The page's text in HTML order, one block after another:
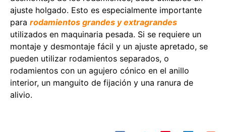
ajuste holgado. Esto es especialmente importante
para rodamientos grandes y extragrandes
utilizados en maquinaria pesada. Si se requiere un
montaje y desmontaje fácil y un ajuste apretado, se
pueden utilizar rodamientos separados, o
rodamientos con un agujero cónico en el anillo
interior, un manguito de fijación y una ranura de
alivio.